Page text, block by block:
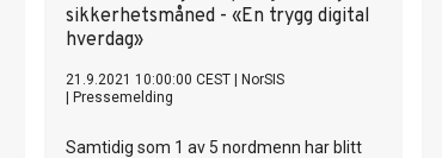
sikkerhetsmåned - «En trygg digital
hverdag»
21.9.2021 10:00:00 CEST
NorSIS
Pressemelding
Samtidig som 1 av 5 nordmenn har blitt